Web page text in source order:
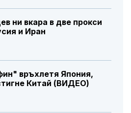
ни вкара в две прокси
и Иран
връхлетя Япония,
Китай (ВИДЕО)